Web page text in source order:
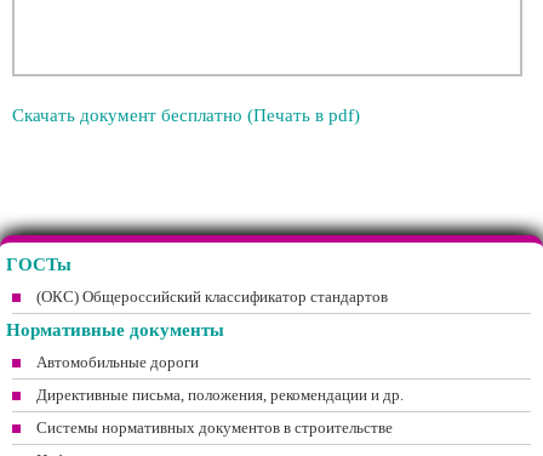
Скачать документ бесплатно (Печать в pdf)
ГОСТы
(ОКС) Общероссийский классификатор стандартов
Нормативные документы
Автомобильные дороги
Директивные письма, положения, рекомендации и др.
Системы нормативных документов в строительстве